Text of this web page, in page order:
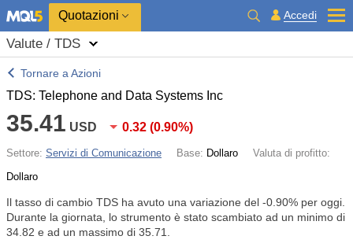
Quotazioni Accedi
Valute / TDS
Tornare a Azioni
TDS: Telephone and Data Systems Inc
35.41 USD 0.32 (0.90%)
Settore: Servizi di Comunicazione Base: Dollaro
Valuta di profitto:
Dollaro
Il tasso di cambio TDS ha avuto una variazione del -0.90% per oggi.
Durante la giornata, lo strumento è stato scambiato ad un minimo di
34.82 e ad un massimo di 35.71.